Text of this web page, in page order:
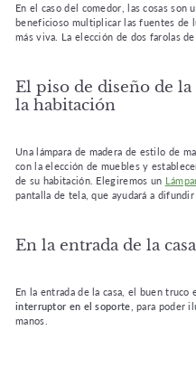
En el caso del comedor, las cosas son
beneficioso multiplicar las fuentes de
más viva. La elección de dos farolas
El piso de diseño de
la habitación
Una lámpara de madera de estilo de
con la elección de muebles y
de su habitación. Elegiremos un
pantalla de tela, que ayudará a difundir
En la entrada de la casa
En la entrada de la casa, el buen truco
interruptor en el soporte , para poder
manos.